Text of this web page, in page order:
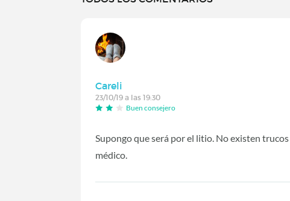
Careli
23/10/19 a las 19:30
Buen consejero
Supongo que será por el litio. No existen
médico.